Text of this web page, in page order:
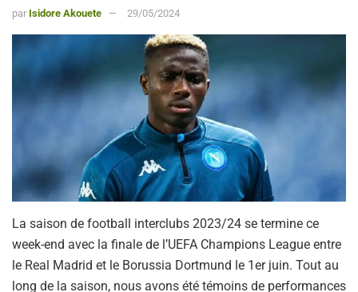
par Isidore Akouete 29/05/2024
La saison de football interclubs 2023/24 se termine ce
week-end avec la finale de l’UEFA Champions League entre
le Real Madrid et le Borussia Dortmund le 1er juin. Tout au
long de la saison, nous avons été témoins de performances